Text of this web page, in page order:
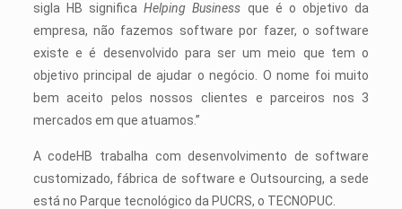
sigla HB significaHelping Business que é o objetivo da
empresa, não fazemos software por fazer, o software
existe e é desenvolvido para ser um meio que tem o
objetivo principal de ajudar o negócio. O nome foi muito
bem aceito pelos nossos clientes e parceiros nos 3
mercados em que atuamos.”
A codeHB trabalha com desenvolvimento de software
customizado, fábrica de software e Outsourcing, a sede
está no Parque tecnológico da PUCRS, o TECNOPUC.